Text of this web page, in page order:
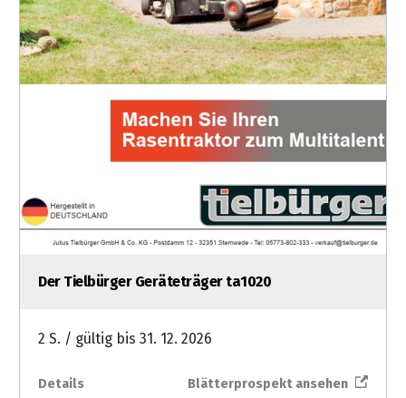
Der Tielbürger Geräteträger ta1020
2 S. / gültig bis 31. 12. 2026
Details Blätterprospekt ansehen